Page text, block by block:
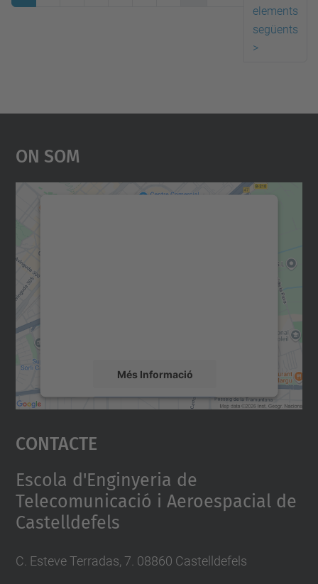
elements
següents
>
On Som
Més Informació
Accepta
powered by
Contacte
Escola d'Enginyeria de
Telecomunicació i Aeroespacial de
Castelldefels
C. Esteve Terradas, 7. 08860 Castelldefels